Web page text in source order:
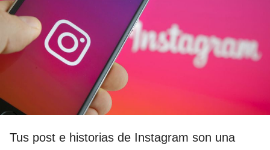
Tus post e historias de Instagram son una